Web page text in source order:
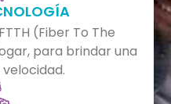
(Fiber To The
para brindar una